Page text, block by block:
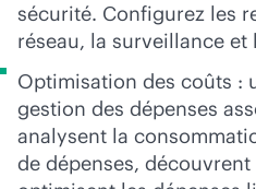
sécurité. Configurez les
réseau, la surveillance et
Optimisation des coûts :
gestion des dépenses
analysent la
de dépenses,